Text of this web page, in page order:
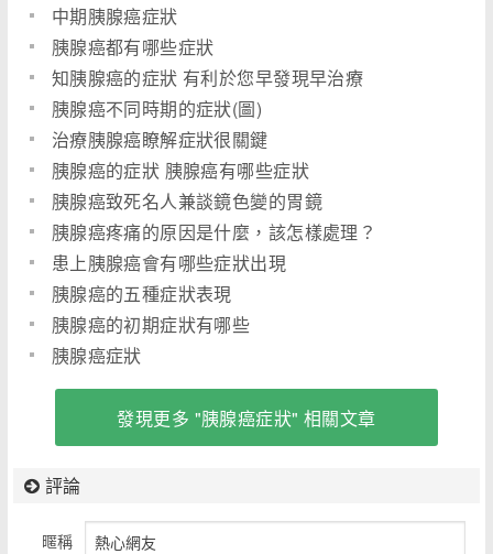
中期胰腺癌症狀
胰腺癌都有哪些症狀
知胰腺癌的症狀 有利於您早發現早治療
胰腺癌不同時期的症狀(圖)
治療胰腺癌瞭解症狀很關鍵
胰腺癌的症狀 胰腺癌有哪些症狀
胰腺癌致死名人兼談鏡色變的胃鏡
胰腺癌疼痛的原因是什麼，該怎樣處理？
患上胰腺癌會有哪些症狀出現
胰腺癌的五種症狀表現
胰腺癌的初期症狀有哪些
胰腺癌症狀
發現更多 "胰腺癌症狀" 相關文章
評論
暱稱